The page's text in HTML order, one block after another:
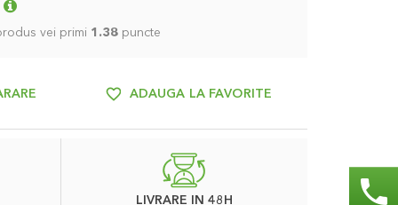
vei primi 1.38 puncte
ADAUGA LA FAVORITE
LIVRARE IN 48H phone